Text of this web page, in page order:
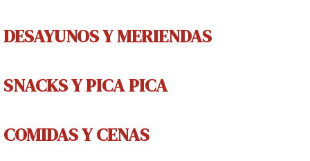
DESAYUNOS Y MERIENDAS
SNACKS Y PICA PICA
COMIDAS Y CENAS